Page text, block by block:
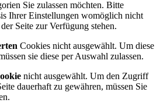
Sie zulassen möchten. Bitte
Ihrer Einstellungen womöglich nicht
Seite zur Verfügung stehen.
Cookies nicht ausgewählt. Um diese
sie diese per Auswahl zulassen.
nicht ausgewählt. Um den Zugriff
dauerhaft zu gewähren, müssen Sie